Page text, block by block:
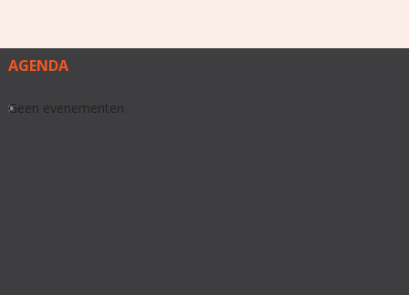
AGENDA
Geen evenementen